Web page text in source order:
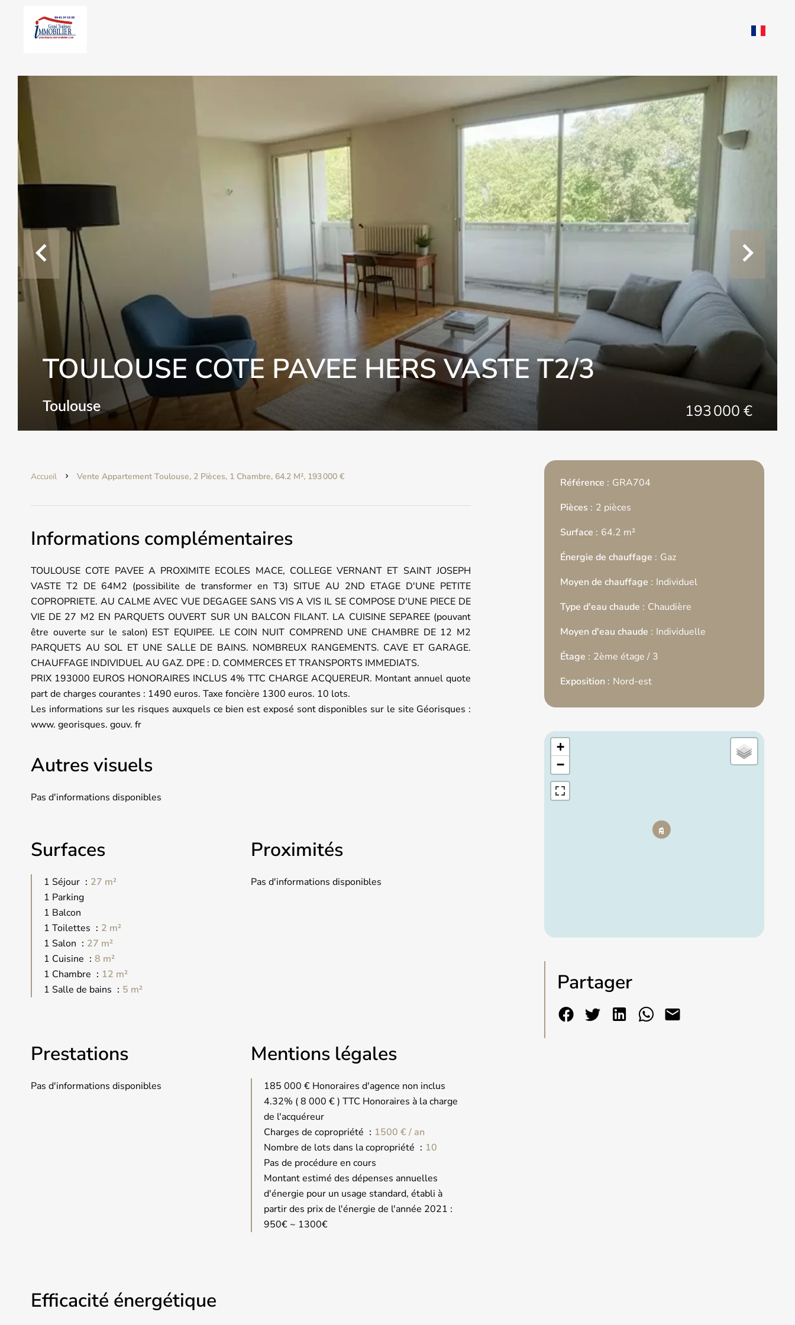
TOULOUSE COTE PAVEE HERS VASTE T2/3
Toulouse 193 000 €
Accueil Vente Appartement Toulouse, 2 Pièces, 1 Chambre, 64.2 M², 193 000 €
Informations complémentaires
TOULOUSE COTE PAVEE A PROXIMITE ECOLES MACE, COLLEGE VERNANT ET SAINT JOSEPH
VASTE T2 DE 64M2 (possibilite de transformer en T3) SITUE AU 2ND ETAGE D'UNE PETITE
COPROPRIETE. AU CALME AVEC VUE DEGAGEE SANS VIS A VIS IL SE COMPOSE D'UNE PIECE DE
VIE DE 27 M2 EN PARQUETS OUVERT SUR UN BALCON FILANT. LA CUISINE SEPAREE (pouvant
être ouverte sur le salon) EST EQUIPEE. LE COIN NUIT COMPREND UNE CHAMBRE DE 12 M2
PARQUETS AU SOL ET UNE SALLE DE BAINS. NOMBREUX RANGEMENTS. CAVE ET GARAGE.
CHAUFFAGE INDIVIDUEL AU GAZ. DPE : D. COMMERCES ET TRANSPORTS IMMEDIATS.
PRIX 193000 EUROS HONORAIRES INCLUS 4% TTC CHARGE ACQUEREUR. Montant annuel quote
part de charges courantes : 1490 euros. Taxe foncière 1300 euros. 10 lots.
Les informations sur les risques auxquels ce bien est exposé sont disponibles sur le site Géorisques :
www. georisques. gouv. fr
Autres visuels
Pas d'informations disponibles
Surfaces
1 Séjour
27 m²
1 Parking
1 Balcon
1 Toilettes
2 m²
1 Salon
27 m²
1 Cuisine
8 m²
1 Chambre
12 m²
1 Salle de bains
5 m²
Proximités
Pas d'informations disponibles
Prestations
Pas d'informations disponibles
Mentions légales
185 000 € Honoraires d'agence non inclus
4.32% ( 8 000 € ) TTC Honoraires à la charge
de l'acquéreur
Charges de copropriété
1500 € / an
Nombre de lots dans la copropriété
10
Pas de procédure en cours
Montant estimé des dépenses annuelles
d'énergie pour un usage standard, établi à
partir des prix de l'énergie de l'année 2021 :
950€ ~ 1300€
Efficacité énergétique
Référence
GRA704
Pièces
2 pièces
Surface
64.2 m²
Énergie de chauffage
Gaz
Moyen de chauffage
Individuel
Type d'eau chaude
Chaudière
Moyen d'eau chaude
Individuelle
Étage
2ème étage / 3
Exposition
Nord-est
+
−
Partager